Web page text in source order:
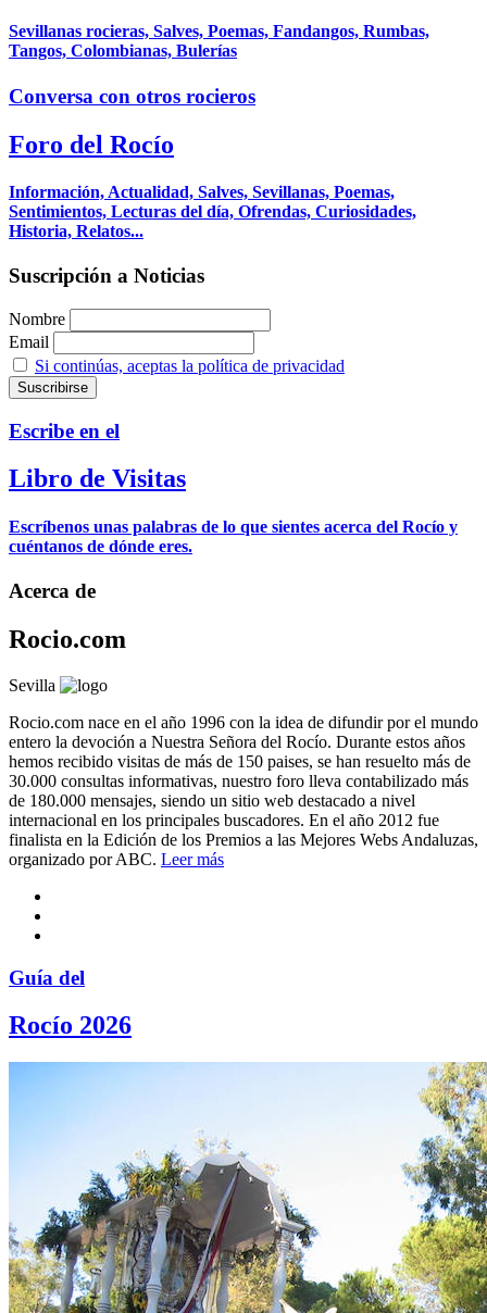
Sevillanas rocieras, Salves, Poemas, Fandangos, Rumbas,
Tangos, Colombianas, Bulerías
Conversa con otros rocieros
Foro del Rocío
Información, Actualidad, Salves, Sevillanas, Poemas,
Sentimientos, Lecturas del día, Ofrendas, Curiosidades,
Historia, Relatos...
Suscripción a Noticias
Nombre
Email
Si continúas, aceptas la política de privacidad
Escribe en el
Libro de Visitas
Escríbenos unas palabras de lo que sientes acerca del Rocío y
cuéntanos de dónde eres.
Acerca de
Rocio.com
Sevilla
Rocio.com nace en el año 1996 con la idea de difundir por el mundo
entero la devoción a Nuestra Señora del Rocío. Durante estos años
hemos recibido visitas de más de 150 paises, se han resuelto más de
30.000 consultas informativas, nuestro foro lleva contabilizado más
de 180.000 mensajes, siendo un sitio web destacado a nivel
internacional en los principales buscadores. En el año 2012 fue
finalista en la Edición de los Premios a las Mejores Webs Andaluzas,
organizado por ABC. Leer más
Guía del
Rocío 2026